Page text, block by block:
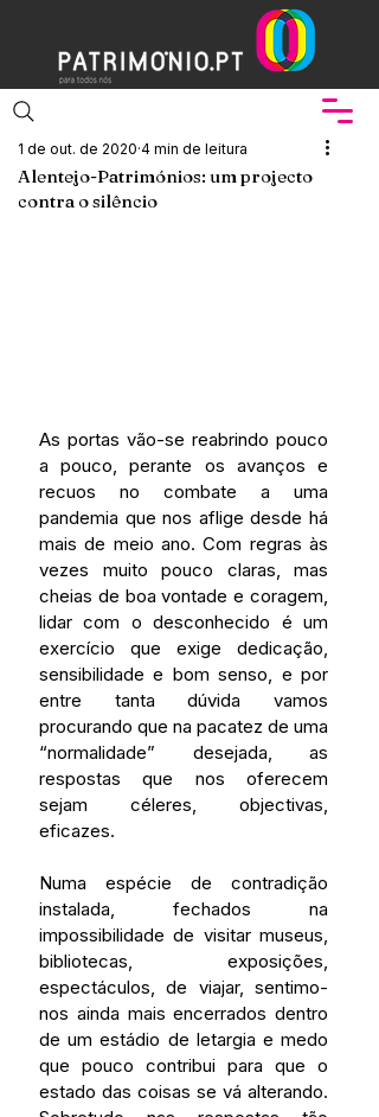
Alentejo-Patrimónios: um projecto
contra o silêncio
1 de out. de 2020 4 min de leitura
As portas vão-se reabrindo pouco
a pouco, perante os avanços e
recuos no combate a uma
pandemia que nos aflige desde há
mais de meio ano. Com regras às
vezes muito pouco claras, mas
cheias de boa vontade e coragem,
lidar com o desconhecido é um
exercício que exige dedicação,
sensibilidade e bom senso, e por
entre tanta dúvida vamos
procurando que na pacatez de uma
“normalidade” desejada, as
respostas que nos oferecem
sejam céleres, objectivas,
eficazes.
Numa espécie de contradição
instalada, fechados na
impossibilidade de visitar museus,
bibliotecas, exposições,
espectáculos, de viajar, sentimo-
nos ainda mais encerrados dentro
de um estádio de letargia e medo
que pouco contribui para que o
estado das coisas se vá alterando.